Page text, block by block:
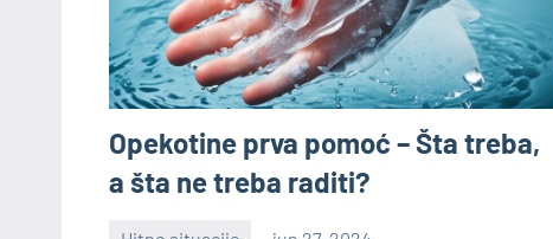
Opekotine prva pomoć – Šta treba,
a šta ne treba raditi?